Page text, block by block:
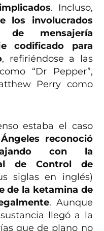
. Incluso,
los involucrados
de mensajería
codificado para
, refiriéndose a las
“Dr Pepper”,
Perry como
estaba el caso
reconoció
con la
de Control de
siglas en inglés)
de la ketamina de
. Aunque
llegó a la
que de plano no